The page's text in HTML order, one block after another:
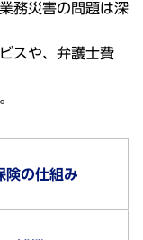
務災害の問題は深
スや、弁護士費
険の仕組み